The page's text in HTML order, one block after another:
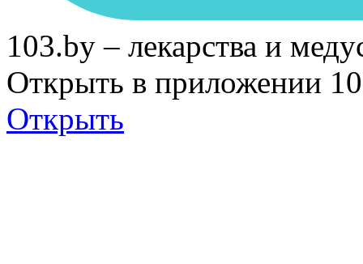
103.by – лекарства и
Открыть в приложении
Открыть